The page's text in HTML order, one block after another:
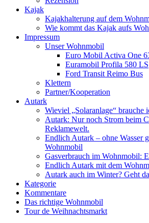
Kajak
Kajakhalterung auf dem
Wie kommt das Kajak aufs
Impressum
Unser Wohnmobil
Euro Mobil Activa One
Euramobil Profila 580 LS
Ford Transit Reimo Bus
Klettern
Partner/Kooperation
Autark
Wieviel „Solaranlage“ brauche
Autark: Nur noch Strom beim
Reklamewelt.
Endlich Autark – ohne Wasser
Wohnmobil
Gasverbrauch im Wohnmobil:
Endlich Autark mit dem
Autark auch im Winter? Geht
Kategorie
Kommentare
Das richtige Wohnmobil
Tour de Weihnachtsmarkt